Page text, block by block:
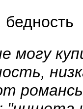
бедность
могу